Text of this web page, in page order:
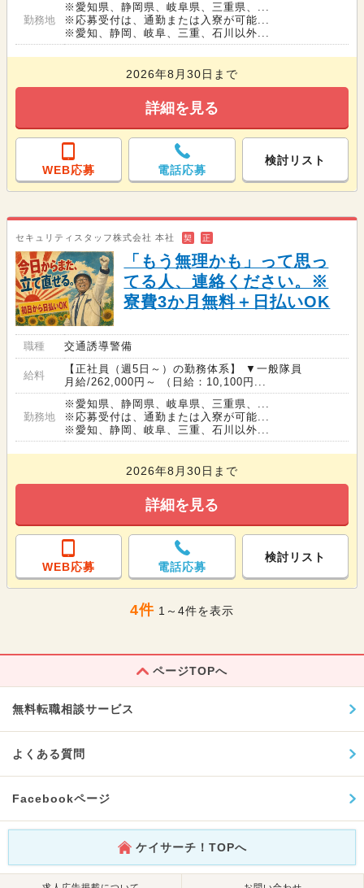
勤務地
※愛知県、静岡県、岐阜県、三重県、...
※応募受付は、通勤または入寮が可能...
※愛知、静岡、岐阜、三重、石川以外...
2026年8月30日まで
詳細を見る
WEB応募 電話応募
検討リスト
セキュリティスタッフ株式会社 本社 契 正
「もう無理かも」って思っ
てる人、連絡ください。※
寮費3か月無料＋日払いOK
職種 交通誘導警備
給料
【正社員（週5日～）の勤務体系】 ▼一般隊員
月給/262,000円～ （日給：10,100円...
勤務地
※愛知県、静岡県、岐阜県、三重県、...
※応募受付は、通勤または入寮が可能...
※愛知、静岡、岐阜、三重、石川以外...
2026年8月30日まで
詳細を見る
WEB応募 電話応募
検討リスト
4件 1～4件を表示
ページTOPへ
無料転職相談サービス
よくある質問
Facebookページ
ケイサーチ！TOPへ